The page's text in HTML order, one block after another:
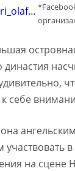
себе
на сцене